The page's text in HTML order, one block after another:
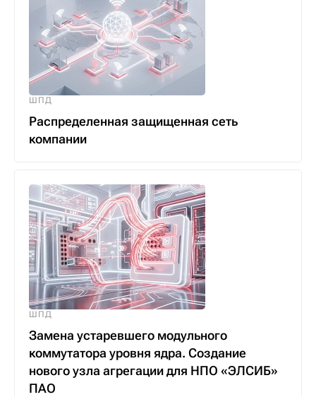
ШПД
Распределенная защищенная сеть
компании
ШПД
Замена устаревшего модульного
коммутатора уровня ядра. Создание
нового узла агрегации для НПО «ЭЛСИБ»
ПАО